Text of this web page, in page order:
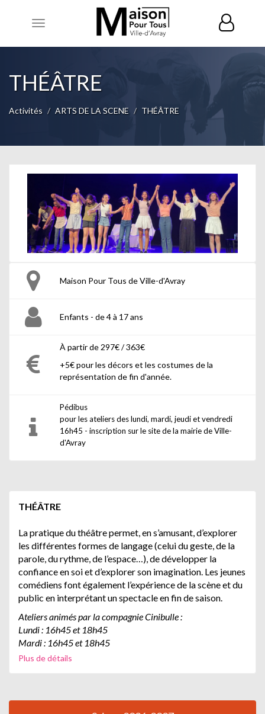
Toggle
THÉÂTRE
Activités ARTS DE LA SCENE THÉÂTRE
Maison Pour Tous de Ville-d'Avray
Enfants - de 4 à 17 ans
À partir de 297€ / 363€
+5€ pour les décors et les costumes de la
représentation de fin d'année.
Pédibus
pour les ateliers des lundi, mardi, jeudi et vendredi
16h45 - inscription sur le site de la mairie de Ville-
d'Avray
THÉÂTRE
La pratique du théâtre permet, en s’amusant, d’explorer
les différentes formes de langage (celui du geste, de la
parole, du rythme, de l’espace…), de développer la
confiance en soi et d’explorer son imagination. Les jeunes
comédiens font également l’expérience de la scène et du
public en interprétant un spectacle en fin de saison.
Ateliers animés par la compagnie Cinibulle :
Lundi : 16h45 et 18h45
Mardi : 16h45 et 18h45
Mercredi : 10h30, 14h et 16h
Jeudi : 16h45
Plus de détails